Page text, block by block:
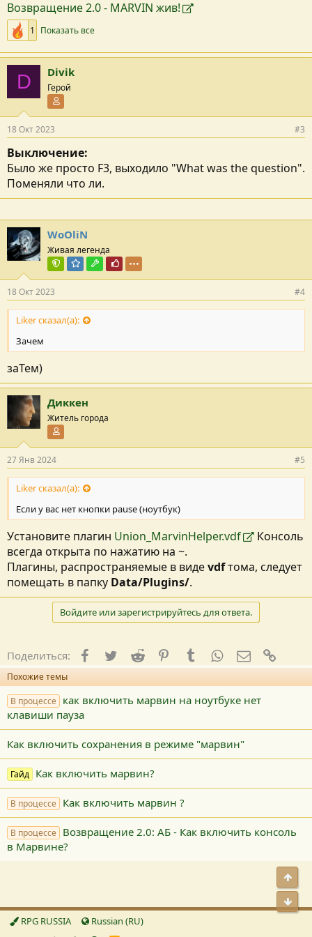
Возвращение 2.0 - MARVIN жив!
1 Показать все
D Divik
Герой
18 Окт 2023 #3
Выключение:
Было же просто F3, выходило "What was the question".
Поменяли что ли.
WoOliN
Живая легенда
Команда форума
Модератор раздела
Модостроитель
Почётный пользователь
18 Окт 2023 #4
Liker сказал(а):
Зачем
заТем)
Диккен
Житель города
27 Янв 2024 #5
Liker сказал(а):
Если у вас нет кнопки pause (ноутбук)
Установите плагин Union_MarvinHelper.vdf
Консоль
всегда открыта по нажатию на ~.
Плагины, распространяемые в видеvdfтома, следует
помещать в папку Data/Plugins/.
Войдите или зарегистрируйтесь для ответа.
Поделиться: Facebook
TwitterReddit PinterestTumblrWhatsApp
E-mail
Похожие темы
В процессе как включить марвин на ноутбуке нет
клавиши пауза
Как включить сохранения в режиме "марвин"
Гайд Как включить марвин?
В процессе Как включить марвин ?
В процессе Возвращение 2.0: АБ - Как включить консоль
в Марвине?
RPG RUSSIA Russian (RU)